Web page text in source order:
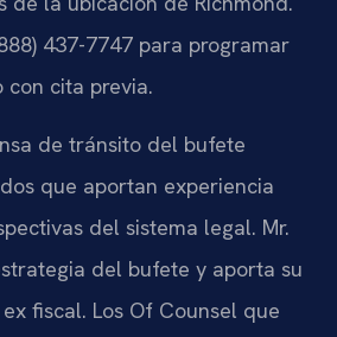
437-7747 para programar
con cita previa.
de tránsito del bufete
que aportan experiencia
del sistema legal. Mr.
del bufete y aporta su
fiscal. Los Of Counsel que